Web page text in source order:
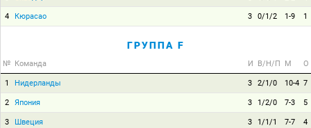
4 Кюрасао 3 0/1/2 1-9 1
ГРУППА F
№ Команда И В/Н/П М О
1 Нидерланды 3 2/1/0 10-4 7
2 Япония 3 1/2/0 7-3 5
3 Швеция 3 1/1/1 7-7 4